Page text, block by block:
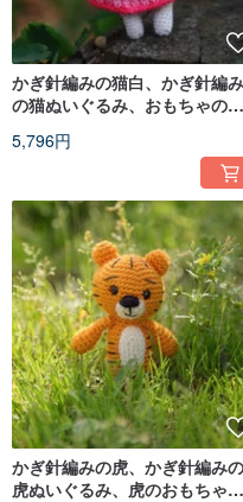
かぎ針編みの猫白、かぎ針編み
の猫ぬいぐるみ、おもちゃのニ
5,796円
かぎ針編みの虎、かぎ針編みの
虎ぬいぐるみ、虎のおもちゃ、